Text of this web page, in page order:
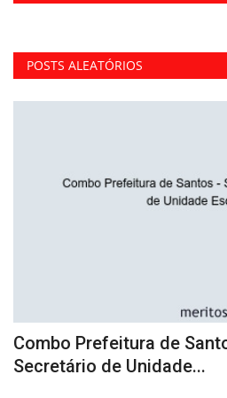
POSTS ALEATÓRIOS
Combo Prefeitura de
Secretário de Unidade...